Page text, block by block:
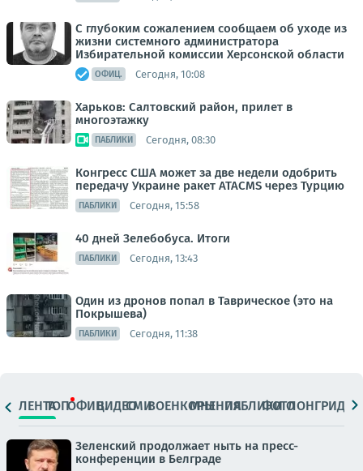
С глубоким сожалением сообщаем об уходе из
жизни системного администратора
Избирательной комиссии Херсонской области
ОФИЦ. Сегодня, 10:08
Харьков: Салтовский район, прилет в
многоэтажку
ПАБЛИКИ Сегодня, 08:30
Конгресс США может за две недели одобрить
передачу Украине ракет ATACMS через Турцию
ПАБЛИКИ Сегодня, 15:58
40 дней Зелебобуса. Итоги
ПАБЛИКИ Сегодня, 13:43
Один из дронов попал в Таврическое (это на
Покрышева)
ПАБЛИКИ Сегодня, 11:38
ЛЕНТАТОПОФИЦ.ВИДЕОСМИВОЕНКОРЫМНЕНИЯПАБЛИКИ
ФОТОЛОНГРИДЫ
Зеленский продолжает ныть на пресс-
конференции в Белграде